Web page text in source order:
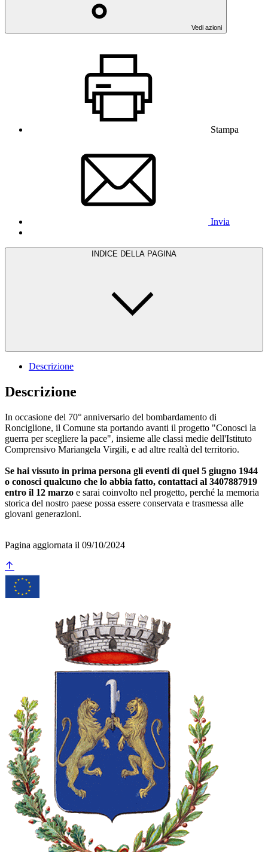
Vedi azioni
Stampa
Invia
INDICE DELLA PAGINA
Descrizione
Descrizione
In occasione del 70° anniversario del bombardamento di
Ronciglione, il Comune sta portando avanti il progetto "Conosci la
guerra per scegliere la pace", insieme alle classi medie dell'Istituto
Comprensivo Mariangela Virgili, e ad altre realtà del territorio.
Se hai vissuto in prima persona gli eventi di quel 5 giugno 1944
o conosci qualcuno che lo abbia fatto, contattaci al 3407887919
entro il 12 marzo e sarai coinvolto nel progetto, perché la memoria
storica del nostro paese possa essere conservata e trasmessa alle
giovani generazioni.
Pagina aggiornata il 09/10/2024